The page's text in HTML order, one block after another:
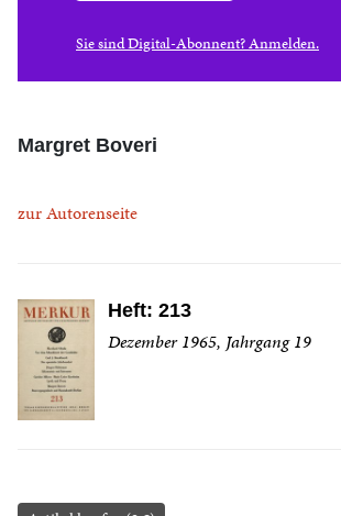
Sie sind Digital-Abonnent? Anmelden.
Margret Boveri
zur Autorenseite
Heft: 213
Dezember 1965, Jahrgang 19